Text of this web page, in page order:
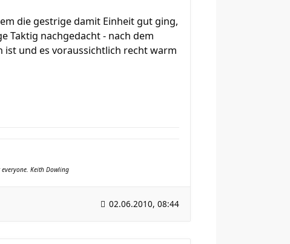
die gestrige damit Einheit gut ging,
Taktig nachgedacht - nach dem
ist und es voraussichtlich recht warm
Keith Dowling
02.06.2010, 08:44